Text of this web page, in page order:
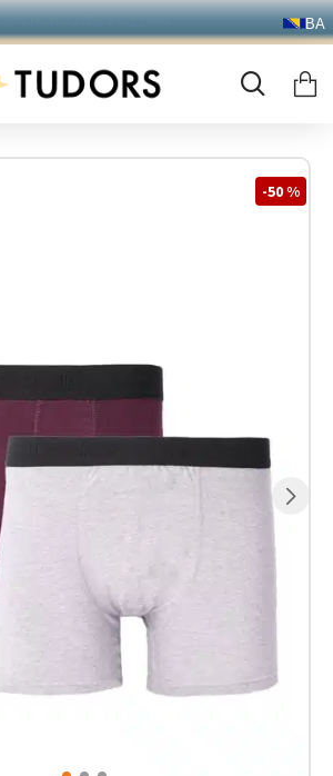
DOSTAVA IZNAD 100KM! BA
-50 %